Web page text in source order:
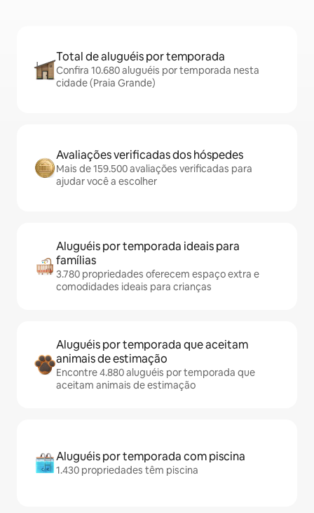
Total de aluguéis por temporada
Confira 10.680 aluguéis por temporada nesta
cidade (Praia Grande)
Avaliações verificadas dos hóspedes
Mais de 159.500 avaliações verificadas para
ajudar você a escolher
Aluguéis por temporada ideais para
famílias
3.780 propriedades oferecem espaço extra e
comodidades ideais para crianças
Aluguéis por temporada que aceitam
animais de estimação
Encontre 4.880 aluguéis por temporada que
aceitam animais de estimação
Aluguéis por temporada com piscina
1.430 propriedades têm piscina